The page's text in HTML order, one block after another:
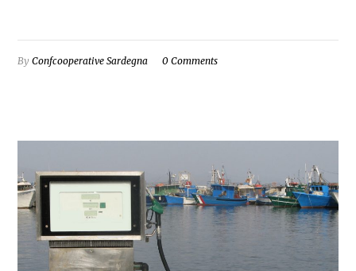
ByConfcooperative Sardegna 0 Comments